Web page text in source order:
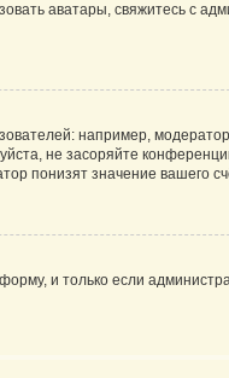
аватары, свяжитесь с
например,
не засоряйте
понизят значение вашего
и только если